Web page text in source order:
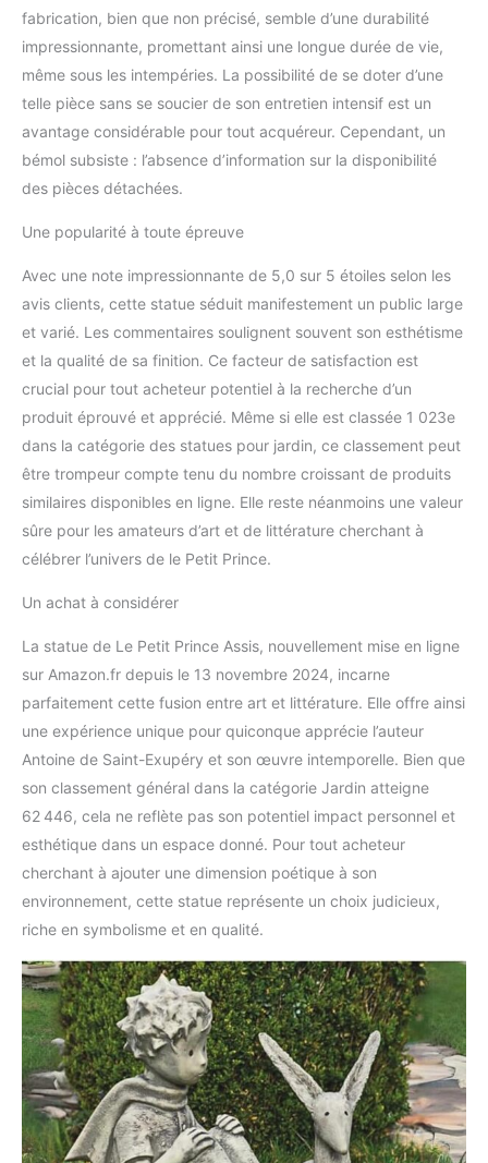
fabrication, bien que non précisé, semble d’une durabilité
impressionnante, promettant ainsi une longue durée de vie,
même sous les intempéries. La possibilité de se doter d’une
telle pièce sans se soucier de son entretien intensif est un
avantage considérable pour tout acquéreur. Cependant, un
bémol subsiste : l’absence d’information sur la disponibilité
des pièces détachées.
Une popularité à toute épreuve
Avec une note impressionnante de 5,0 sur 5 étoiles selon les
avis clients, cette statue séduit manifestement un public large
et varié. Les commentaires soulignent souvent son esthétisme
et la qualité de sa finition. Ce facteur de satisfaction est
crucial pour tout acheteur potentiel à la recherche d’un
produit éprouvé et apprécié. Même si elle est classée 1 023e
dans la catégorie des statues pour jardin, ce classement peut
être trompeur compte tenu du nombre croissant de produits
similaires disponibles en ligne. Elle reste néanmoins une valeur
sûre pour les amateurs d’art et de littérature cherchant à
célébrer l’univers de le Petit Prince.
Un achat à considérer
La statue de Le Petit Prince Assis, nouvellement mise en ligne
sur Amazon.fr depuis le 13 novembre 2024, incarne
parfaitement cette fusion entre art et littérature. Elle offre ainsi
une expérience unique pour quiconque apprécie l’auteur
Antoine de Saint-Exupéry et son œuvre intemporelle. Bien que
son classement général dans la catégorie Jardin atteigne
62 446, cela ne reflète pas son potentiel impact personnel et
esthétique dans un espace donné. Pour tout acheteur
cherchant à ajouter une dimension poétique à son
environnement, cette statue représente un choix judicieux,
riche en symbolisme et en qualité.